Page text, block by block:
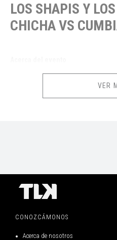
LOS SHAPIS Y
CHICHA VS
Una noche con lo mejor de la
Los Shapis y Los Mirlos, ven a
INFORMACIÓN
VER
CONOZCÁMONOS
Acerca de nosotros